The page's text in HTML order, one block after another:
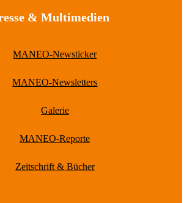
& Multimedien
MANEO-Newsticker
MANEO-Newsletters
Galerie
MANEO-Reporte
Zeitschrift & Bücher